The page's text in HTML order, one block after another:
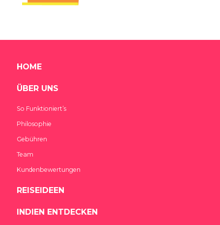
HOME
ÜBER UNS
So Funktioniert’s
Philosophie
Gebühren
Team
Kundenbewertungen
REISEIDEEN
INDIEN ENTDECKEN